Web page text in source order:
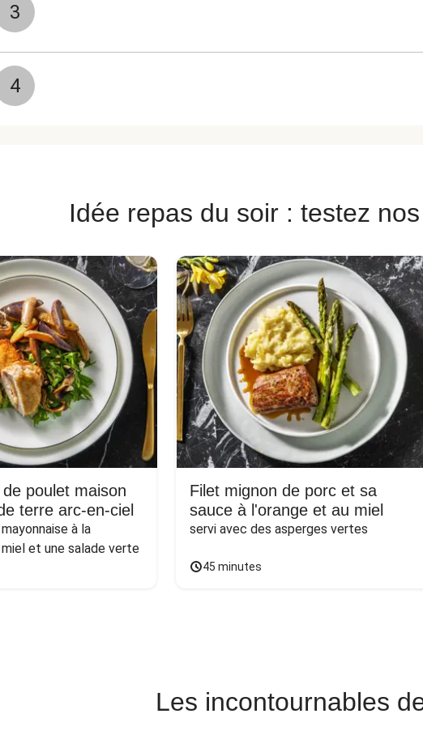
3
4
Idée repas du soir : testez
poulet maison
terre arc-en-ciel
à la
et une salade verte
Filet mignon de porc et sa
sauce à l'orange et au miel
servi avec des asperges vertes
45 minutes
Les incontournables